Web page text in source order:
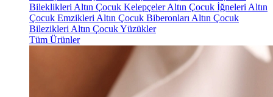
Bileklikleri Altın Çocuk KelepçelerAltın Çocuk İğneleri Altın
Çocuk Emzikleri Altın Çocuk Biberonları Altın Çocuk
Bilezikleri Altın Çocuk Yüzükler
Tüm Ürünler